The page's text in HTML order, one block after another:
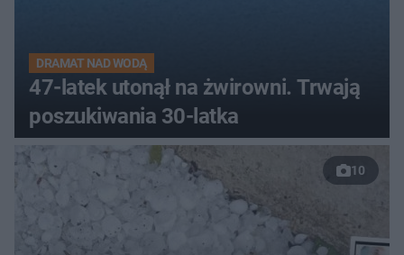
DRAMAT NAD WODĄ
47-latek utonął na żwirowni. Trwają
poszukiwania 30-latka
10